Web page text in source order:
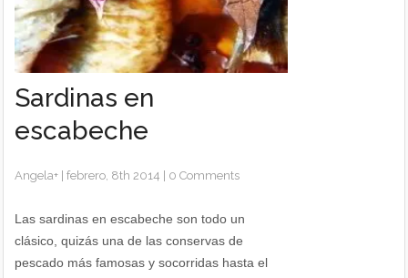
Sardinas en
escabeche
Angela+ |febrero, 8th 2014 0 Comments
Las sardinas en escabeche son todo un
clásico, quizás una de las conservas de
pescado más famosas y socorridas hasta el